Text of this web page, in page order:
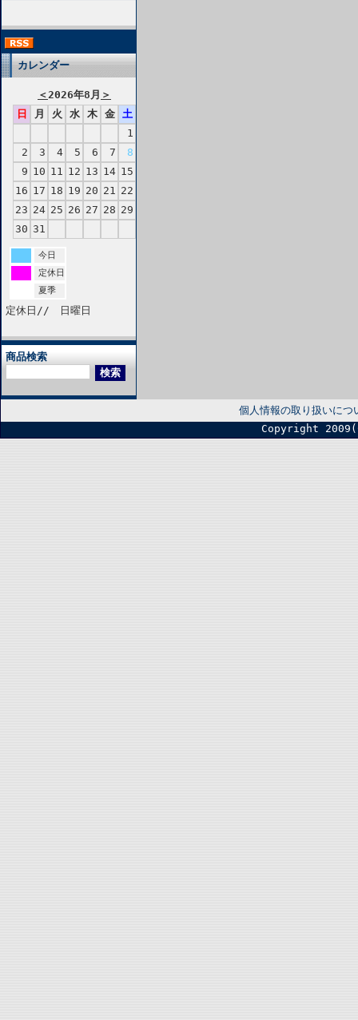
カレンダー
＜2026年8月 ＞
日
月 火 水 木 金
土
1
2
3 4 5 6 7
8
9 10 11 12 13 14 15
16 17 18 19 20 21 22
23 24 25 26 27 28 29
30 31
今日
定休日
夏季
定休日// 日曜日
商品検索
個人情報の取り扱いにつ
Copyright